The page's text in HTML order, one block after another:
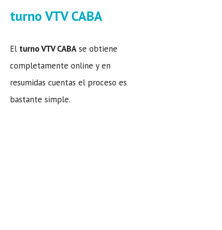
turno VTV CABA
El turno VTV CABAse obtiene
completamente online y en
resumidas cuentas el proceso es
bastante simple.